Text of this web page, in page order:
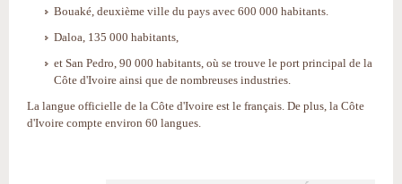
Bouaké, deuxième ville du pays avec 600 000 habitants.
Daloa, 135 000 habitants,
et San Pedro, 90 000 habitants, où se trouve le port principal de la
Côte d'Ivoire ainsi que de nombreuses industries.
La langue officielle de la Côte d'Ivoire est le français. De plus, la Côte
d'Ivoire compte environ 60 langues.